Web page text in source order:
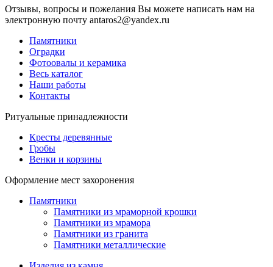
Отзывы, вопросы и пожелания Вы можете написать нам на
электронную почту antaros2@yandex.ru
Памятники
Оградки
Фотоовалы и керамика
Весь каталог
Наши работы
Контакты
Ритуальные принадлежности
Кресты деревянные
Гробы
Венки и корзины
Оформление мест захоронения
Памятники
Памятники из мраморной крошки
Памятники из мрамора
Памятники из гранита
Памятники металлические